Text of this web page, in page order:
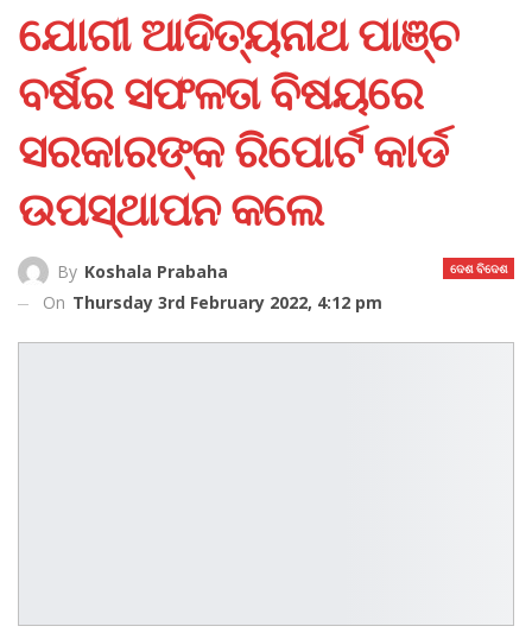
ଯୋଗୀ ଆଦିତ୍ୟନାଥ ପାଞ୍ଚ
ବର୍ଷର ସଫଳତା ବିଷୟରେ
ସରକାରଙ୍କ ରିପୋର୍ଟ କାର୍ଡ
ଉପସ୍ଥାପନ କଲେ
ଦେଶ ବିଦେଶ
By Koshala Prabaha
On Thursday 3rd February 2022, 4:12 pm